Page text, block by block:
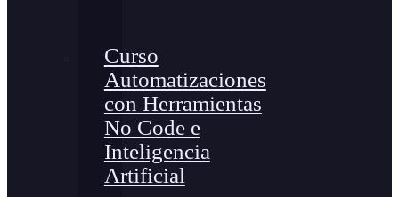
Curso
Automatizaciones
con Herramientas
No Code e
Inteligencia
Artificial